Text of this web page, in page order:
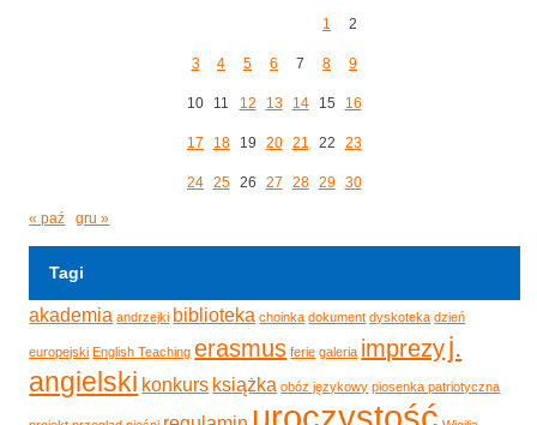
1 2
3 4 5 6 7 8 9
10 11 12 13 14 15 16
17 18 19 20 21 22 23
24 25 26 27 28 29 30
« paź gru »
Tagi
akademia andrzejki biblioteka choinka dokument dyskoteka dzień
europejski English Teaching erasmus ferie galeria imprezyj.
angielski konkurs książka obóz językowy piosenka patriotyczna
uroczystość